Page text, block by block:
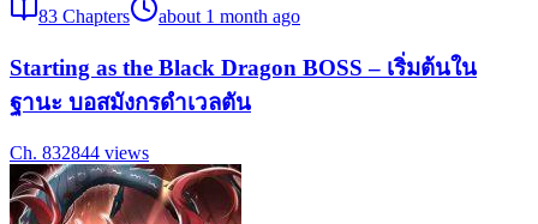
83 Chapters about 1 month ago
Starting as the Black Dragon BOSS – เริ่มต้นใน
ฐานะ บอสมังกรดำเวลตัน
Ch. 832844 views